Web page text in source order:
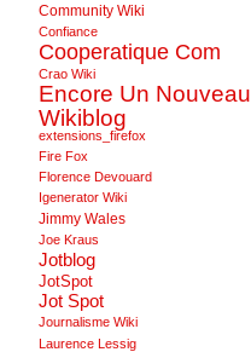
Community Wiki
Confiance
Cooperatique Com
Crao Wiki
Encore Un Nouveau
Wikiblog
extensions_firefox
Fire Fox
Florence Devouard
Igenerator Wiki
Jimmy Wales
Joe Kraus
Jotblog
JotSpot
Jot Spot
Journalisme Wiki
Laurence Lessig